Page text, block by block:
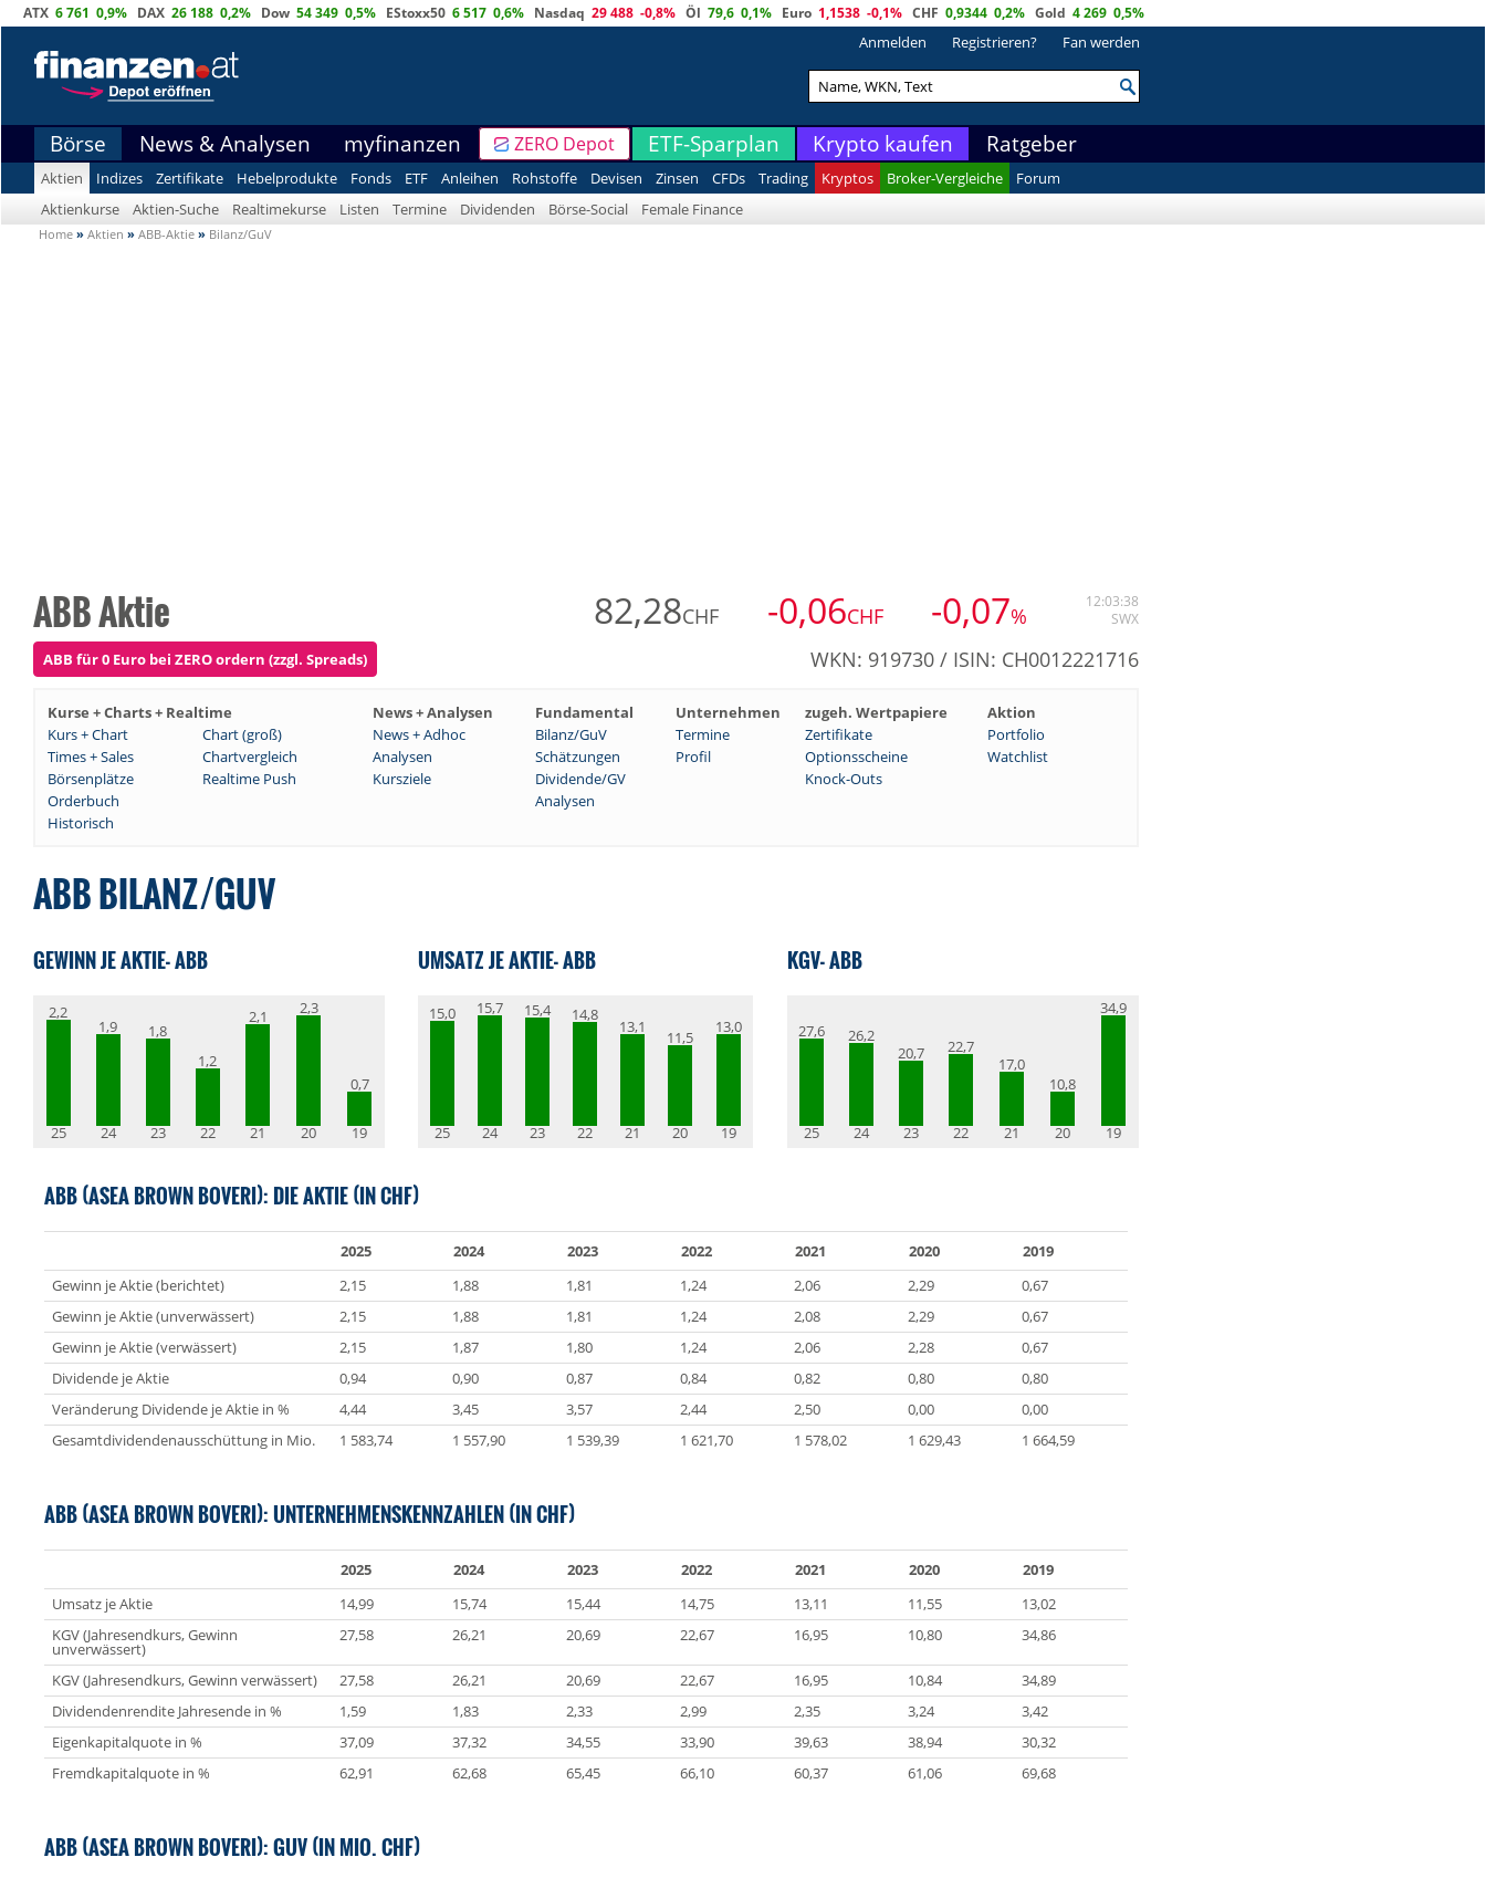
ATX 6 761 0,9% DAX 26 188 0,2% Dow 54 349 0,5% EStoxx50 6 517 0,6% Nasdaq 29 488 -0,8% Öl 79,6 0,1% Euro 1,1538 -0,1% CHF 0,9344 0,2% Gold 4 269 0,5%
Anmelden Registrieren? Fan werden
Börse News & Analysen myfinanzen ZERO Depot ETF-Sparplan Krypto kaufen Ratgeber
Aktien Indizes Zertifikate Hebelprodukte Fonds ETF Anleihen Rohstoffe Devisen Zinsen CFDs Trading Kryptos Broker-Vergleiche
Forum
Aktienkurse
Aktien-Suche Realtimekurse Listen Termine Dividenden Börse-Social Female Finance
Home » Aktien » ABB-Aktie » Bilanz/GuV
ABB Aktie 82,28CHF -0,06CHF -0,07%
12:03:38
SWX
ABB für 0 Euro bei ZERO ordern (zzgl. Spreads) WKN: 919730 / ISIN: CH0012221716
Kurse + Charts + Realtime News + Analysen Fundamental Unternehmen zugeh. Wertpapiere
Aktion
Kurs + Chart
Chart (groß) News + Adhoc Bilanz/GuV Termine Zertifikate
Portfolio
Times + Sales
Chartvergleich Analysen Schätzungen Profil Optionsscheine
Watchlist
Börsenplätze
Realtime Push Kursziele Dividende/GV
Knock-Outs
Orderbuch
Analysen
Historisch
ABB BILANZ/GUV
GEWINN JE AKTIE- ABB
2,2
25
1,9
24
1,8
23
1,2
22
2,1
21
2,3
20
0,7
19
UMSATZ JE AKTIE- ABB
15,0
25
15,7
24
15,4
23
14,8
22
13,1
21
11,5
20
13,0
19
KGV- ABB
27,6
25
26,2
24
20,7
23
22,7
22
17,0
21
10,8
20
34,9
19
ABB (ASEA BROWN BOVERI): DIE AKTIE (IN CHF)
2025 2024 2023 2022 2021 2020
2019
Gewinn je Aktie (berichtet)
2,15 1,88 1,81 1,24 2,06 2,29
0,67
Gewinn je Aktie (unverwässert)
2,15 1,88 1,81 1,24 2,08 2,29
0,67
Gewinn je Aktie (verwässert)
2,15 1,87 1,80 1,24 2,06 2,28
0,67
Dividende je Aktie
0,94 0,90 0,87 0,84 0,82 0,80
0,80
Veränderung Dividende je Aktie in %
4,44 3,45 3,57 2,44 2,50 0,00
0,00
Gesamtdividendenausschüttung in Mio.
1 583,74 1 557,90 1 539,39 1 621,70 1 578,02 1 629,43 1 664,59
ABB (ASEA BROWN BOVERI): UNTERNEHMENSKENNZAHLEN (IN CHF)
2025 2024 2023 2022 2021 2020
2019
Umsatz je Aktie
14,99 15,74 15,44 14,75 13,11 11,55
13,02
KGV (Jahresendkurs, Gewinn
unverwässert)
27,58 26,21 20,69 22,67 16,95 10,80 34,86
KGV (Jahresendkurs, Gewinn verwässert) 27,58 26,21 20,69 22,67 16,95 10,84
34,89
Dividendenrendite Jahresende in %
1,59 1,83 2,33 2,99 2,35 3,24
3,42
Eigenkapitalquote in %
37,09 37,32 34,55 33,90 39,63 38,94
30,32
Fremdkapitalquote in %
62,91 62,68 65,45 66,10 60,37 61,06 69,68
ABB (ASEA BROWN BOVERI): GUV (IN MIO. CHF)